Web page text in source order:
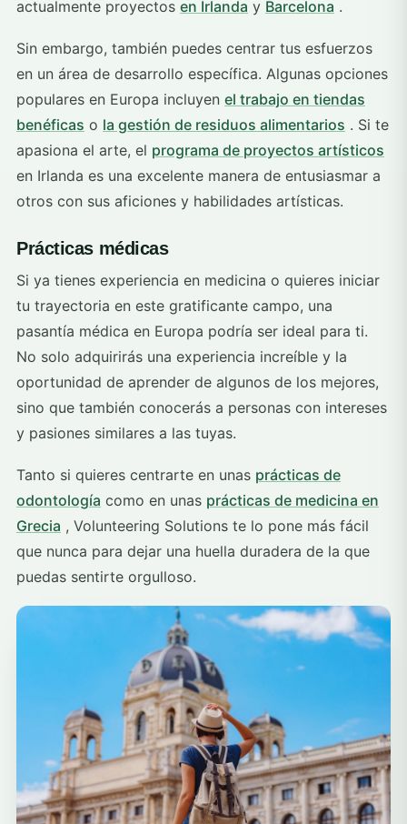
actualmente proyectos en Irlanda y Barcelona .
Sin embargo, también puedes centrar tus esfuerzos
en un área de desarrollo específica. Algunas opciones
populares en Europa incluyen el trabajo en tiendas
benéficas o la gestión de residuos alimentarios . Si te
apasiona el arte, el programa de proyectos artísticos
en Irlanda es una excelente manera de entusiasmar a
otros con sus aficiones y habilidades artísticas.
Prácticas médicas
Si ya tienes experiencia en medicina o quieres iniciar
tu trayectoria en este gratificante campo, una
pasantía médica en Europa podría ser ideal para ti.
No solo adquirirás una experiencia increíble y la
oportunidad de aprender de algunos de los mejores,
sino que también conocerás a personas con intereses
y pasiones similares a las tuyas.
Tanto si quieres centrarte en unas prácticas de
odontología como en unas prácticas de medicina en
Grecia , Volunteering Solutions te lo pone más fácil
que nunca para dejar una huella duradera de la que
puedas sentirte orgulloso.